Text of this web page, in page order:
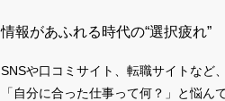
情報があふれる時代の“選択疲れ”
SNSや口コミサイト、転職サイトなど
「自分に合った仕事って何？」と悩ん